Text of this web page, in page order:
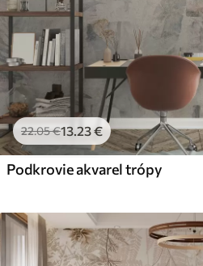
22.05€13 .23€
Podkrovie akvarel trópy